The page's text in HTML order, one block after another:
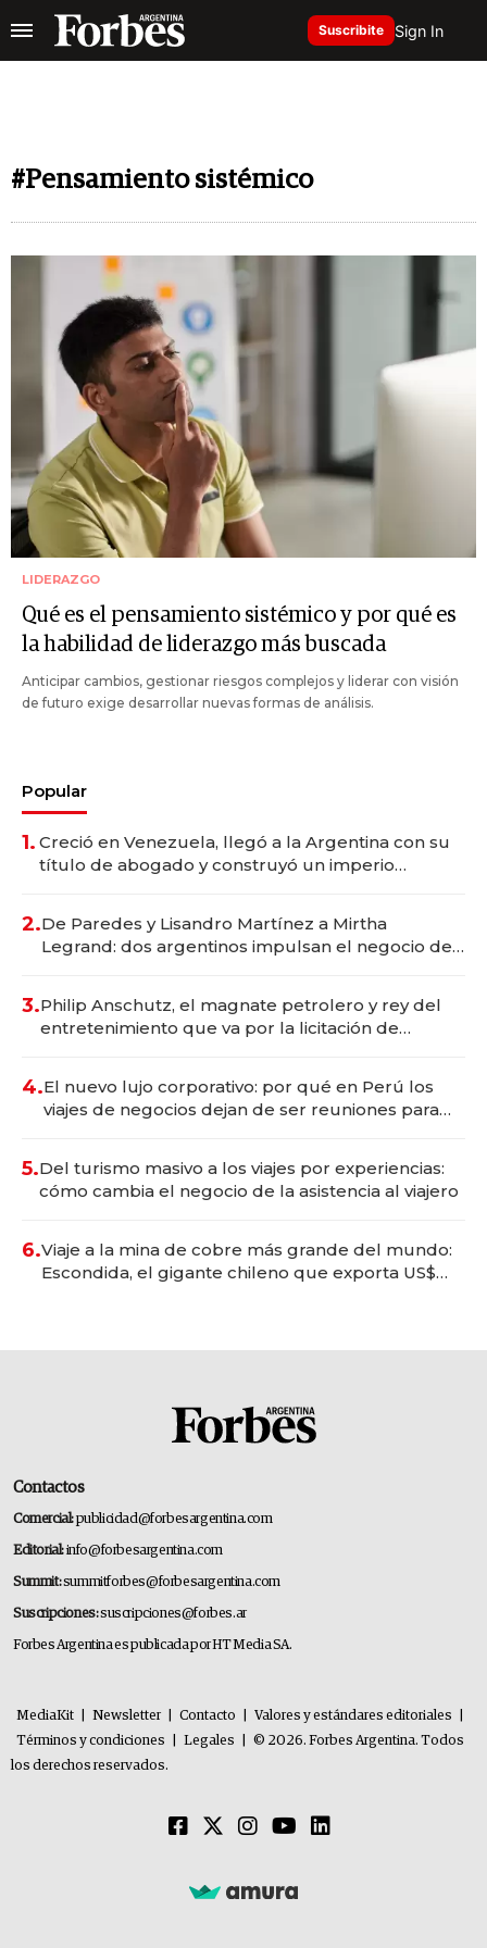
Suscribite Sign In
#Pensamiento sistémico
LIDERAZGO
Qué es el pensamiento sistémico y por qué es
la habilidad de liderazgo más buscada
Anticipar cambios, gestionar riesgos complejos y liderar con visión
de futuro exige desarrollar nuevas formas de análisis.
Popular
1. Creció en Venezuela, llegó a la Argentina con su
título de abogado y construyó un imperio
2.De Paredes y Lisandro Martínez a Mirtha
Legrand: dos argentinos impulsan el negocio del
3.Philip Anschutz, el magnate petrolero y rey del
entretenimiento que va por la licitación de
4.El nuevo lujo corporativo: por qué en Perú los
viajes de negocios dejan de ser reuniones para
5.Del turismo masivo a los viajes por experiencias:
cómo cambia el negocio de la asistencia al viajero
6.Viaje a la mina de cobre más grande del mundo:
Escondida, el gigante chileno que exporta US$
Contactos
Comercial:publicidad@forbesargentina.com
Editorial:info@forbesargentina.com
Summit:summitforbes@forbesargentina.com
Suscripciones:suscripciones@forbes.ar
Forbes Argentina es publicada por HT Media SA.
MediaKit Newsletter Contacto Valores y estándares editoriales
Términos y condiciones
Legales
© 2026. Forbes Argentina. Todos
los derechos reservados.